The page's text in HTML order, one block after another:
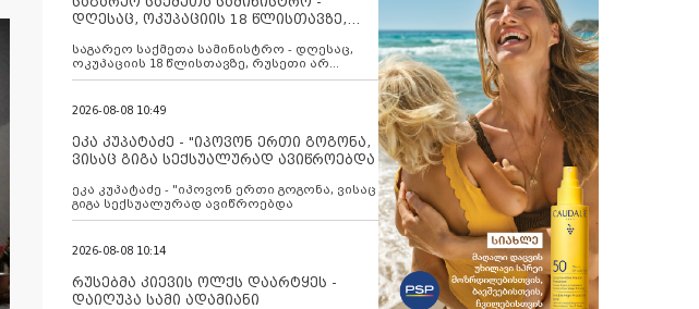
დღესაც, ოკუპაციის 18 წლისთავზე,
შუამავლ
საგარეო საქმეთა სამინისტრო - დღესაც,
ოკუპაციის 18 წლისთავზე, რუსეთი არ
ასრულებს ევროკავშირის შუამავლობით
შეწყვეტის შეთანხმებას. მეტიც, რუსეთი
ოკუპირებულ რეგიონებში, აგრძელებს მათი
მილიტარიზაციის პროცესს და აქტიურად
დგამს ნაბიჯებს მათი ფაქტობრივი
2026-08-08 10:49
ეკა კუპატაძე - "იპოვონ ერთი გოგონა,
ვისაც გიგა სექსუალურად ავიწროებდა
ეკა კუპატაძე - "იპოვონ ერთი გოგონა, ვისაც
გიგა სექსუალურად ავიწროებდა
2026-08-08 10:14
რუსებმა კიევის ოლქს დაარტყეს -
დაიღუპა სამი ადამიანი